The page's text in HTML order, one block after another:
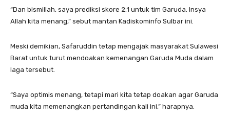
“Dan bismillah, saya prediksi skore 2:1 untuk tim Garuda. Insya
Allah kita menang,” sebut mantan Kadiskominfo Sulbar ini.
Meski demikian, Safaruddin tetap mengajak masyarakat Sulawesi
Barat untuk turut mendoakan kemenangan Garuda Muda dalam
laga tersebut.
“Saya optimis menang, tetapi mari kita tetap doakan agar Garuda
muda kita memenangkan pertandingan kali ini,” harapnya.